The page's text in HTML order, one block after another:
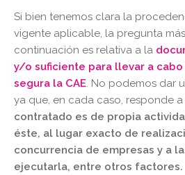
Si bien tenemos clara la
vigente aplicable, la pregunta
continuación es relativa a la
y/o suficiente para llevar a
segura la CAE. No podemos dar
ya que, en cada caso, responde a
contratado es de propia
éste, al lugar exacto de
concurrencia de empresas y a
ejecutarla, entre otros factores.